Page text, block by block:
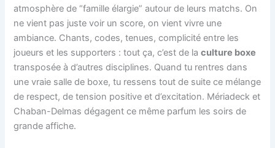
atmosphère de “famille élargie” autour de leurs matchs. On
ne vient pas juste voir un score, on vient vivre une
ambiance. Chants, codes, tenues, complicité entre les
joueurs et les supporters : tout ça, c’est de laculture boxe
transposée à d’autres disciplines. Quand tu rentres dans
une vraie salle de boxe, tu ressens tout de suite ce mélange
de respect, de tension positive et d’excitation. Mériadeck et
Chaban-Delmas dégagent ce même parfum les soirs de
grande affiche.